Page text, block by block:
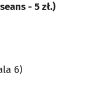
- 5 zł.)
6)